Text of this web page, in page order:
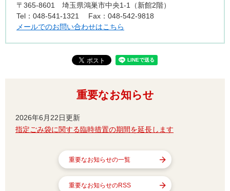
〒365-8601
埼玉県鴻巣市中央1-1（新館2階）
Tel：048-541-1321
Fax：048-542-9818
メールでのお問い合わせはこちら
重要なお知らせ
2026年6月22日更新
指定ごみ袋に関する臨時措置の期間を延長します
重要なお知らせの一覧
重要なお知らせのRSS